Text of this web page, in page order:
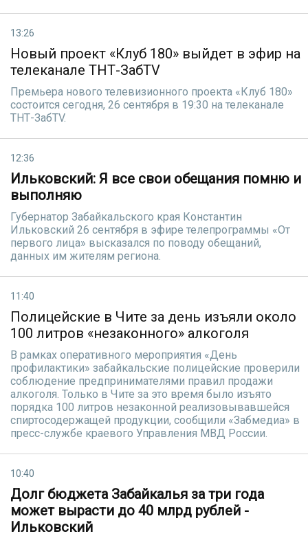
13:26
Новый проект «Клуб 180» выйдет в эфир на
телеканале ТНТ-ЗабTV
Премьера нового телевизионного проекта «Клуб 180»
состоится сегодня, 26 сентября в 19:30 на телеканале
ТНТ-ЗабTV.
12:36
Ильковский: Я все свои обещания помню и
выполняю
Губернатор Забайкальского края Константин
Ильковский 26 сентября в эфире телепрограммы «От
первого лица» высказался по поводу обещаний,
данных им жителям региона.
11:40
Полицейские в Чите за день изъяли около
100 литров «незаконного» алкоголя
В рамках оперативного мероприятия «День
профилактики» забайкальские полицейские проверили
соблюдение предпринимателями правил продажи
алкоголя. Только в Чите за это время было изъято
порядка 100 литров незаконной реализовывавшейся
спиртосодержащей продукции, сообщили «Забмедиа» в
пресс-службе краевого Управления МВД России.
10:40
Долг бюджета Забайкалья за три года
может вырасти до 40 млрд рублей -
Ильковский